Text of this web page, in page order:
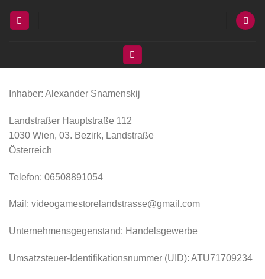
Inhalt
Inhaber: Alexander Snamenskij
Landstraßer Hauptstraße 112
1030 Wien, 03. Bezirk, Landstraße
Österreich
Telefon: 06508891054
Mail: videogamestorelandstrasse@gmail.com
Unternehmensgegenstand: Handelsgewerbe
Umsatzsteuer-Identifikationsnummer (UID): ATU71709234